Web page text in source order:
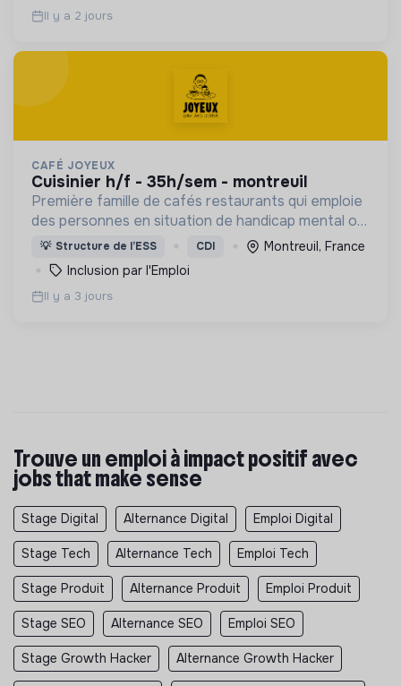
Il y a 2 jours
CAFÉ JOYEUX
cuisinier h/f - 35h/sem - montreuil
Première famille de cafés restaurants qui emploie
des personnes en situation de handicap mental ou
cognitif, Café joyeux poursuit sa croissance au
service de l'inclusion avec déjà plusieurs cafés.
💡 Structure de l’ESS CDI
Montreuil, France
Inclusion par l'Emploi
Il y a 3 jours
Trouve un emploi à impact positif avec
jobs that make sense
Stage Digital Alternance Digital Emploi Digital
Stage Tech Alternance Tech Emploi Tech
Stage Produit Alternance Produit Emploi Produit
Stage SEO Alternance SEO Emploi SEO
Stage Growth Hacker Alternance Growth Hacker